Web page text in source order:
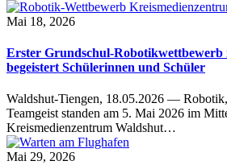
Mai 18, 2026
Erster Grundschul-
begeistert Schülerinnen und Schüler
Waldshut-Tiengen, 18.05.2026 —
Teamgeist standen am 5. Mai 2026 im
Kreismedienzentrum Waldshut…
Mai 29, 2026